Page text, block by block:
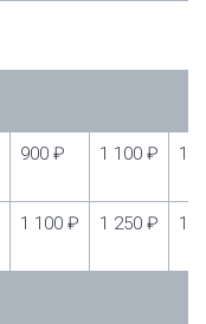
900 ₽ 1 100 ₽ 1
1 100 ₽ 1 250 ₽ 1